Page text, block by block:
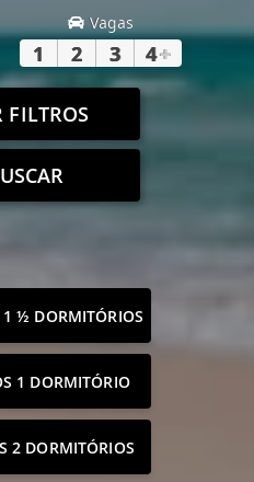
Vagas
1 2 3 4+
½ DORMITÓRIOS
1 DORMITÓRIO
2 DORMITÓRIOS